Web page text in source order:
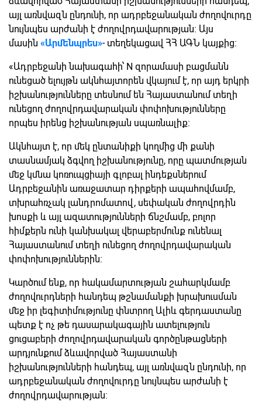
այլ առնվազն ընդունի, որ ադրբեջանական ժողովուրդը
նույնպես արժանի է ժողովրդավարության: Այս
մասին «Արմենպրես»- տեղեկացավ ՀՀ ԱԳՆ կայքից։
«Ադրբեջանի նախագահի՝ N զորամասի բացմանն
ունեցած ելույթն ակնհայտորեն վկայում է, որ այդ երկրի
իշխանությունները տեսնում են Հայաստանում տեղի
ունեցող ժողովրդավարական փոփոխությունները
որպես իրենց իշխանության սպառնալիք:
Ակնհայտ է, որ մեկ ընտանիքի կողմից մի քանի
տասնամյակ ձգվող իշխանությունը, որը պատմության
մեջ կմնա կոռուպցիայի գլոբալ ինդեքսներում
Ադրբեջանին առաջատար դիրքերի ապահովմամբ,
տխրահռչակ լանդրոմատով, սեփական ժողովրդին
խոսքի և այլ ազատությունների ճնշմամբ, բոլոր
հիմքերն ունի կանխակալ վերաբերմունք ունենալ
Հայաստանում տեղի ունեցող ժողովրդավարական
փոփոխություններին:
Կարծում ենք, որ հակամարտության շահարկմամբ
ժողովուրդների հանդեպ թշնամանքի խրախուսման
մեջ իր լեգիտիմությունը փնտրող Ալիև գերդաստանը
պետք է ոչ թե դասարակագային ատելություն
ցուցաբերի ժողովրդավարական գործընթացների
արդյունքում ձևավորված Հայաստանի
իշխանությունների հանդեպ, այլ առնվազն ընդունի, որ
ադրբեջանական ժողովուրդը նույնպես արժանի է
ժողովրդավարության: